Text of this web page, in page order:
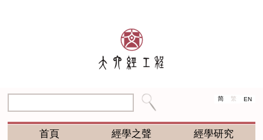
简 繁 EN
首頁 經學之聲
經學研究